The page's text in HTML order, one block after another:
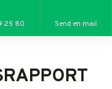
25 80 Send en mail